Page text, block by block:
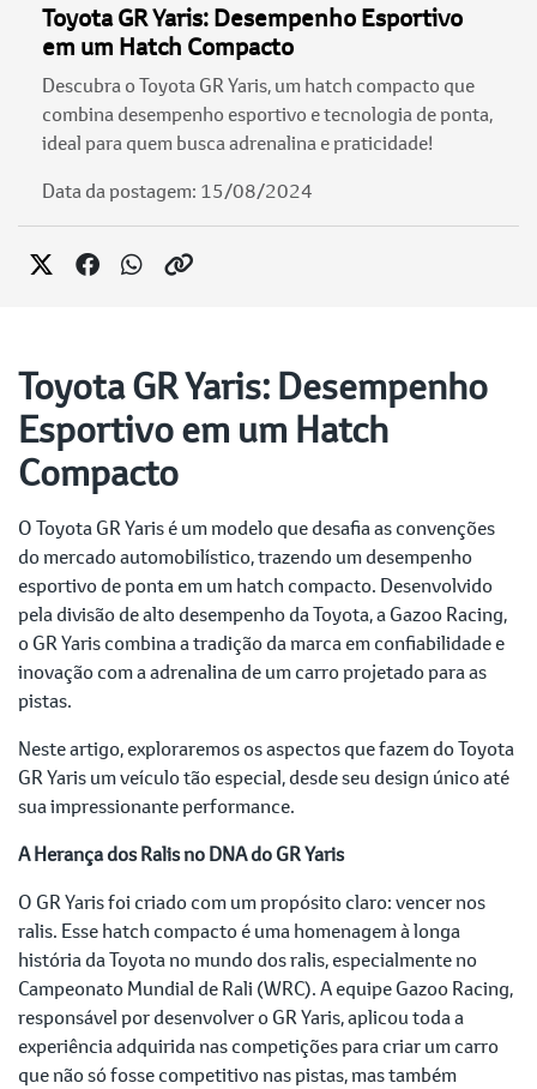
Toyota GR Yaris: Desempenho Esportivo
em um Hatch Compacto
Descubra o Toyota GR Yaris, um hatch compacto que
combina desempenho esportivo e tecnologia de ponta,
ideal para quem busca adrenalina e praticidade!
Data da postagem: 15/08/2024
Toyota GR Yaris: Desempenho
Esportivo em um Hatch
Compacto
O Toyota GR Yaris é um modelo que desafia as convenções
do mercado automobilístico, trazendo um desempenho
esportivo de ponta em um hatch compacto. Desenvolvido
pela divisão de alto desempenho da Toyota, a Gazoo Racing,
o GR Yaris combina a tradição da marca em confiabilidade e
inovação com a adrenalina de um carro projetado para as
pistas.
Neste artigo, exploraremos os aspectos que fazem do Toyota
GR Yaris um veículo tão especial, desde seu design único até
sua impressionante performance.
A Herança dos Ralis no DNA do GR Yaris
O GR Yaris foi criado com um propósito claro: vencer nos
ralis. Esse hatch compacto é uma homenagem à longa
história da Toyota no mundo dos ralis, especialmente no
Campeonato Mundial de Rali (WRC). A equipe Gazoo Racing,
responsável por desenvolver o GR Yaris, aplicou toda a
experiência adquirida nas competições para criar um carro
que não só fosse competitivo nas pistas, mas também